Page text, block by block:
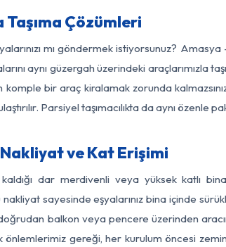
Çözümleri
mı göndermek istiyorsunuz?
aynı güzergah üzerindeki araçlarımızla
bir araç kiralamak zorunda
Parsiyel taşımacılıkta da aynı
ve Kat Erişimi
dar merdivenli veya yüksek katlı
sayesinde eşyalarınız bina içinde
doğrudan balkon veya pencere üzerinden
önlemlerimiz gereği, her kurulum öncesi